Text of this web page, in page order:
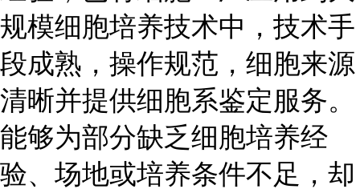
规模细胞培养技术中，技术手
段成熟，操作规范，细胞来源
清晰并提供细胞系鉴定服务。
能够为部分缺乏细胞培养经
验、场地或培养条件不足，却